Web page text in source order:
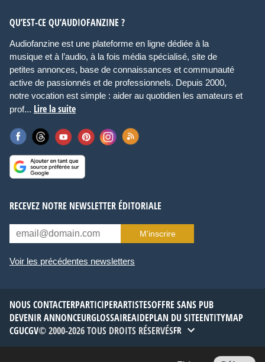
QU’EST-CE QU’AUDIOFANZINE ?
Audiofanzine est une plateforme en ligne dédiée à la
musique et à l’audio, à la fois média spécialisé, site de
petites annonces, base de connaissances et communauté
active de passionnés et de professionnels. Depuis 2000,
notre vocation est simple : aider au quotidien les amateurs et
prof... Lire la suite
RECEVEZ NOTRE NEWSLETTER ÉDITORIALE
M’inscrire
Voir les précédentes newsletters
NOUS CONTACTERPARTICIPERARTISTESOFFRE SANS PUB
DEVENIR ANNONCEURGLOSSAIREAIDEPLAN DU SITEENTITYMAP
CGUCGV© 2000-2026 TOUS DROITS RÉSERVÉSFR